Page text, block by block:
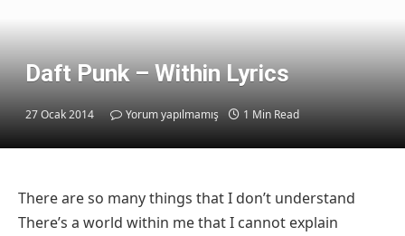
Daft Punk – Within Lyrics
27 Ocak 2014 Yorum yapılmamış 1 Min Read
There are so many things that I don’t understand
There’s a world within me that I cannot explain